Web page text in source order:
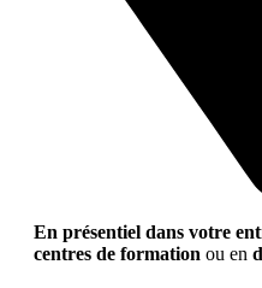
En présentiel dans votre
centres de formation ou en